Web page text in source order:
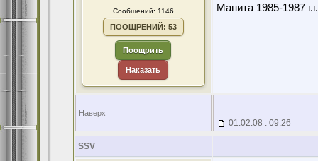
Сообщений: 1146
ПООЩРЕНИЙ: 53
Поощрить
Наказать
Манита 1985-1987
Наверх
01.02.08 : 09:26
SSV